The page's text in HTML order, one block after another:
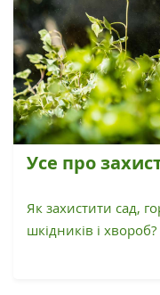
Усе про
Як захистити сад,
шкідників і